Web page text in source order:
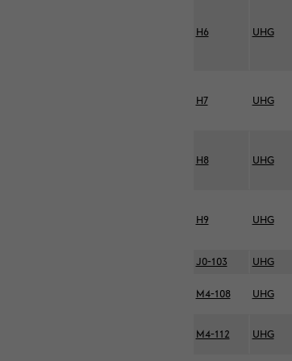
H6 UHG
H7 UHG
H8 UHG
H9 UHG
J0-103
UHG
M4-108 UHG
M4-112 UHG